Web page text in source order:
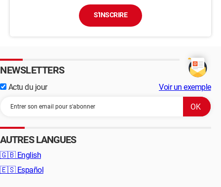
S'INSCRIRE
NEWSLETTERS
Actu du jour Voir un exemple
AUTRES LANGUES
🇬🇧 English
🇪🇸 Español